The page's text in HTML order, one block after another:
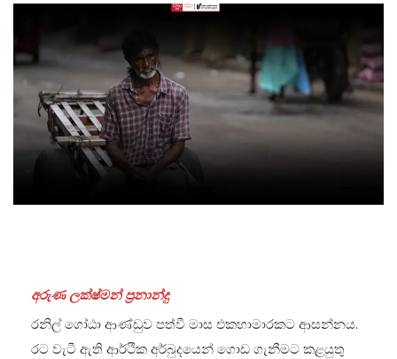
අරුණ ලක්ෂ්මන් ප්‍රනාන්දු
රනිල් ගෝඨා ආණ්ඩුව පත්වී මාස එකහාමාරකට ආසන්නය.
රට වැටී ඇති ආර්ථික අර්බුදයෙන් ගොඩ ගැනීමට කළයුතු